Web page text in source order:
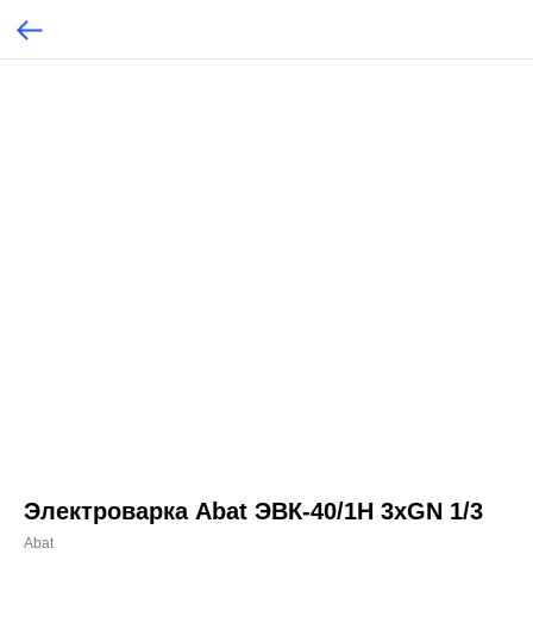
Электроварка Abat ЭВК-40/1Н 3хGN 1/3
Abat